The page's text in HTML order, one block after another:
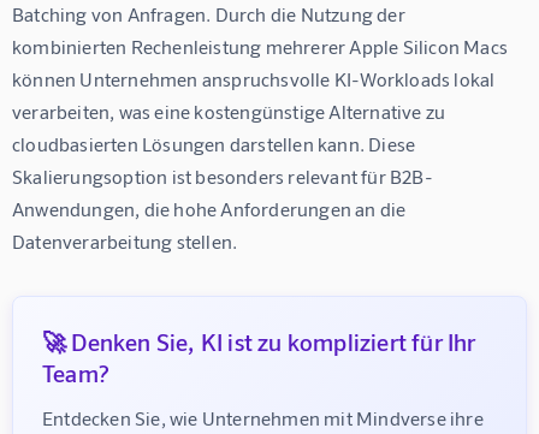
Batching von Anfragen. Durch die Nutzung der
kombinierten Rechenleistung mehrerer Apple Silicon Macs
können Unternehmen anspruchsvolle KI-Workloads lokal
verarbeiten, was eine kostengünstige Alternative zu
cloudbasierten Lösungen darstellen kann. Diese
Skalierungsoption ist besonders relevant für B2B-
Anwendungen, die hohe Anforderungen an die
Datenverarbeitung stellen.
🚀 Denken Sie, KI ist zu kompliziert für Ihr
Team?
Entdecken Sie, wie Unternehmen mit Mindverse ihre